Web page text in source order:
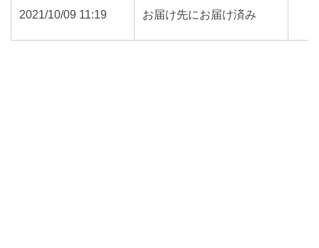
2021/10/09 11:19 お届け先にお届け済み